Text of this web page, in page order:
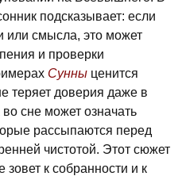
подсказывает: если
или смысла, это может
и проверки
Сунны ценится
теряет доверия даже в
сне может означать
рассыпаются перед
чистотой. Этот сюжет
зовет к собранности и к